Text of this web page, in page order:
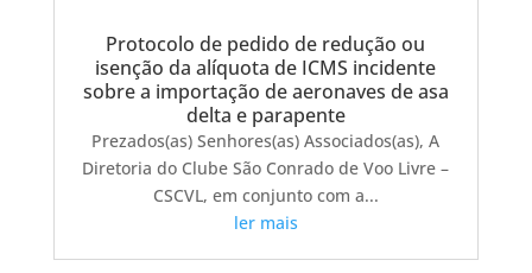
Protocolo de pedido de redução ou
isenção da alíquota de ICMS incidente
sobre a importação de aeronaves de asa
delta e parapente
Prezados(as) Senhores(as) Associados(as), A
Diretoria do Clube São Conrado de Voo Livre –
CSCVL, em conjunto com a...
ler mais